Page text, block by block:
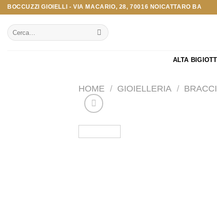
Salta
contenuti
BOCCUZZI GIOIELLI - VIA MACARIO, 28, 70016 NOICATTARO BA
Cerca:
ALTA
HOME / GIOIELLERIA /